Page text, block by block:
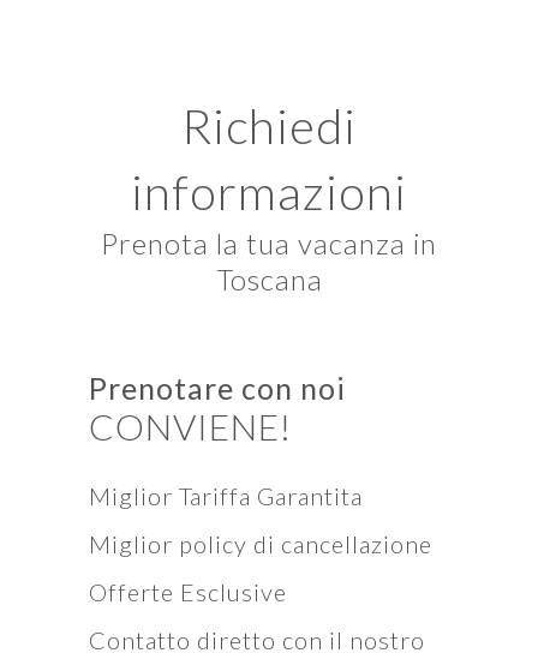
Richiedi
informazioni
Prenota la tua vacanza in
Toscana
Prenotare con noi
CONVIENE!
Miglior Tariffa Garantita
Miglior policy di cancellazione
Offerte Esclusive
Contatto diretto con il nostro